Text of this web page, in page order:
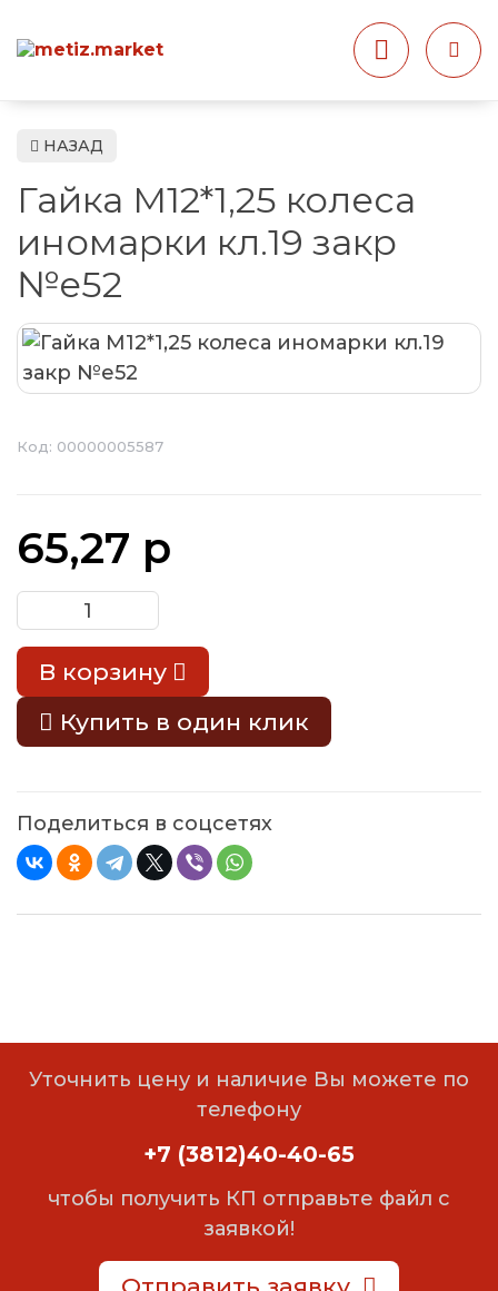
НАЗАД
Гайка М12*1,25 колеса
иномарки кл.19 закр
№е52
Код: 00000005587
65,27 р
В корзину
Купить в один клик
Поделиться в соцсетях
Уточнить цену и наличие Вы можете по
телефону
+7 (3812)40-40-65
чтобы получить КП отправьте файл с
заявкой!